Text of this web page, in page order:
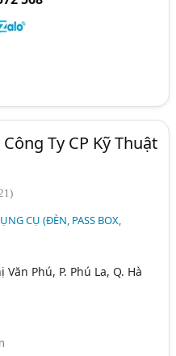
Ty CP Kỹ Thuật
CỤ (ĐÈN, PASS BOX,
Phú, P. Phú La, Q. Hà